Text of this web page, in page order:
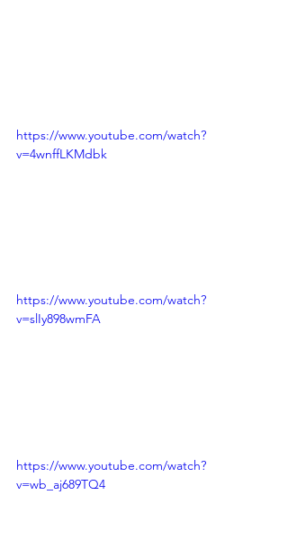
https://www.youtube.com/watch?
v=4wnffLKMdbk
https://www.youtube.com/watch?
v=slIy898wmFA
https://www.youtube.com/watch?
v=wb_aj689TQ4